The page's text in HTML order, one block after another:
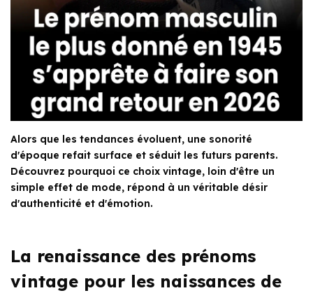
Alors que les tendances évoluent, une sonorité
d'époque refait surface et séduit les futurs parents.
Découvrez pourquoi ce choix vintage, loin d'être un
simple effet de mode, répond à un véritable désir
d'authenticité et d'émotion.
La renaissance des prénoms
vintage pour les naissances de